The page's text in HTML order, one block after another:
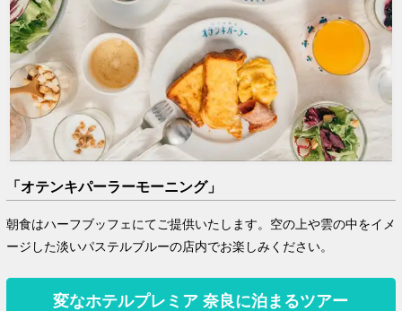
「オテンキパーラーモーニング」
朝食はハーフブッフェにてご提供いたします。空の上や雲の中をイメ
ージした淡いパステルブルーの店内でお楽しみください。
変なホテルプレミア 奈良に泊まるツアー